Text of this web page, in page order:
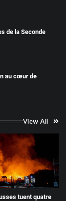
de la Seconde
au cœur de
View All
tuent quatre